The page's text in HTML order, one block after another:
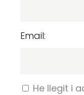
Email:
He llegit i